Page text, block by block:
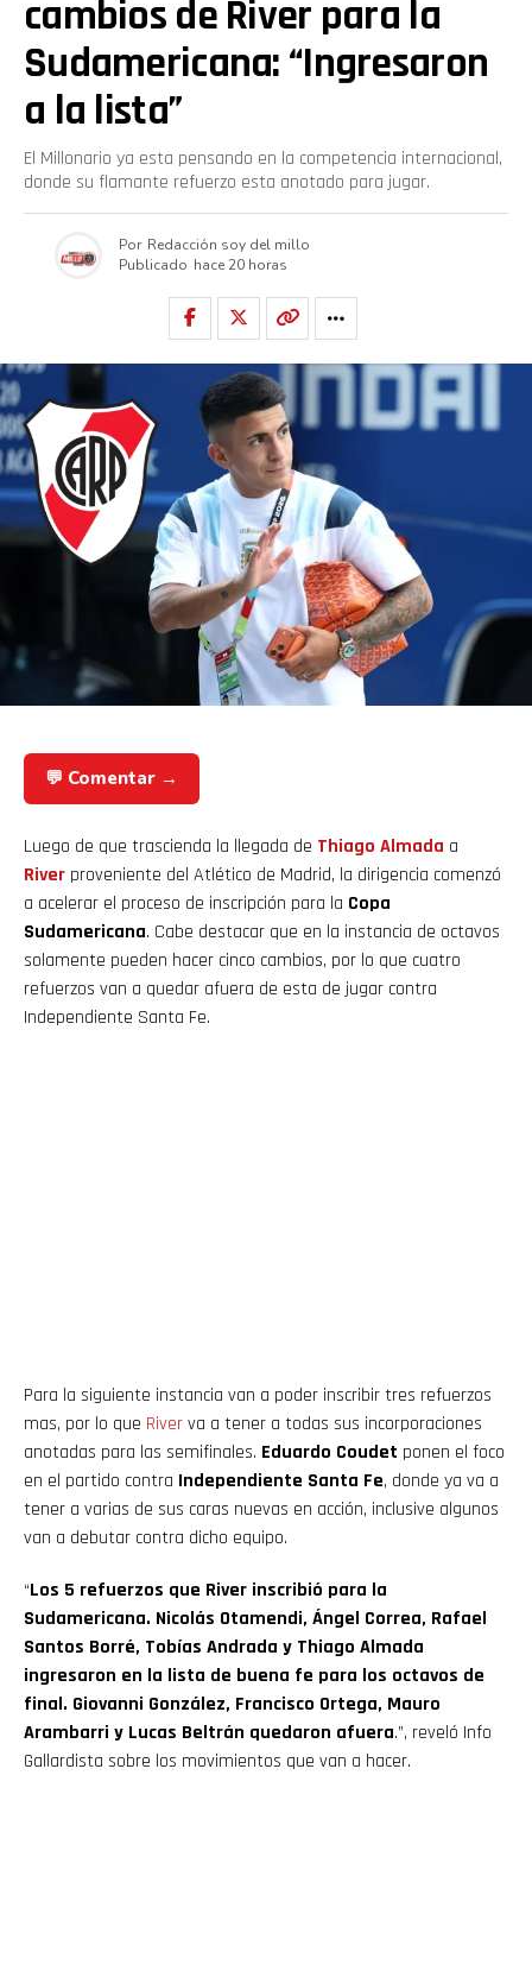
cambios de River para la
Sudamericana: “Ingresaron
a la lista”
El Millonario ya esta pensando en la competencia internacional,
donde su flamante refuerzo esta anotado para jugar.
Por Redacción soy del millo
Publicado hace 20 horas
💬 Comentar →
Luego de que trascienda la llegada de Thiago Almada a
River proveniente del Atlético de Madrid, la dirigencia comenzó
a acelerar el proceso de inscripción para la Copa
Sudamericana. Cabe destacar que en la instancia de octavos
solamente pueden hacer cinco cambios, por lo que cuatro
refuerzos van a quedar afuera de esta de jugar contra
Independiente Santa Fe.
Para la siguiente instancia van a poder inscribir tres refuerzos
mas, por lo que Riverva a tener a todas sus incorporaciones
anotadas para las semifinales. Eduardo Coudet ponen el foco
en el partido contra Independiente Santa Fe, donde ya va a
tener a varias de sus caras nuevas en acción, inclusive algunos
van a debutar contra dicho equipo.
“Los 5 refuerzos que River inscribió para la
Sudamericana. Nicolás Otamendi, Ángel Correa, Rafael
Santos Borré, Tobías Andrada y Thiago Almada
ingresaron en la lista de buena fe para los octavos de
final. Giovanni González, Francisco Ortega, Mauro
Arambarri y Lucas Beltrán quedaron afuera.”, reveló Info
Gallardista sobre los movimientos que van a hacer.